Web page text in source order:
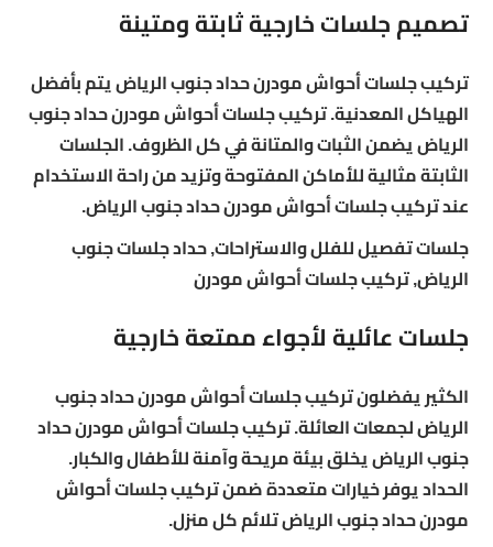
تصميم جلسات خارجية ثابتة ومتينة
تركيب جلسات أحواش مودرن حداد جنوب الرياض يتم بأفضل
الهياكل المعدنية. تركيب جلسات أحواش مودرن حداد جنوب
الرياض يضمن الثبات والمتانة في كل الظروف. الجلسات
الثابتة مثالية للأماكن المفتوحة وتزيد من راحة الاستخدام
عند تركيب جلسات أحواش مودرن حداد جنوب الرياض.
جلسات تفصيل للفلل والاستراحات, حداد جلسات جنوب
الرياض, تركيب جلسات أحواش مودرن
جلسات عائلية لأجواء ممتعة خارجية
الكثير يفضلون تركيب جلسات أحواش مودرن حداد جنوب
الرياض لجمعات العائلة. تركيب جلسات أحواش مودرن حداد
جنوب الرياض يخلق بيئة مريحة وآمنة للأطفال والكبار.
الحداد يوفر خيارات متعددة ضمن تركيب جلسات أحواش
مودرن حداد جنوب الرياض تلائم كل منزل.